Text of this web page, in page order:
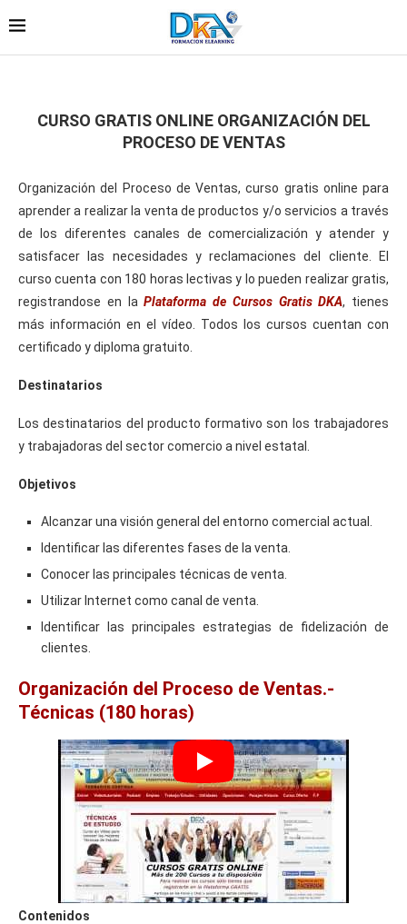
CURSO GRATIS ONLINE ORGANIZACIÓN DEL
PROCESO DE VENTAS
Organización del Proceso de Ventas, curso gratis online para
aprender a realizar la venta de productos y/o servicios a través
de los diferentes canales de comercialización y atender y
satisfacer las necesidades y reclamaciones del cliente. El
curso cuenta con 180 horas lectivas y lo pueden realizar gratis,
registrandose en laPlataforma de Cursos Gratis DKA, tienes
más información en el vídeo. Todos los cursos cuentan con
certificado y diploma gratuito.
Destinatarios
Los destinatarios del producto formativo son los trabajadores
y trabajadoras del sector comercio a nivel estatal.
Objetivos
Alcanzar una visión general del entorno comercial actual.
Identificar las diferentes fases de la venta.
Conocer las principales técnicas de venta.
Utilizar Internet como canal de venta.
Identificar las principales estrategias de fidelización de
clientes.
Organización del Proceso de Ventas.-
Técnicas (180 horas)
Contenidos